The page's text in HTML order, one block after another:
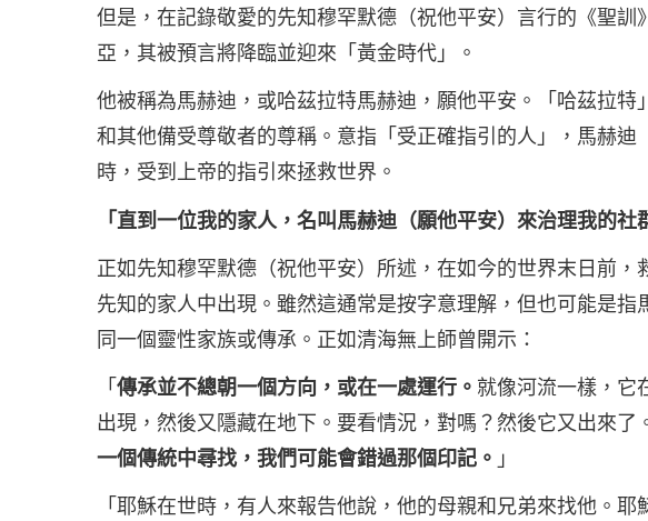
但是，在記錄敬愛的先知穆罕默德（祝他平安）言行的《聖
亞，其被預言將降臨並迎來「黃金時代」。
他被稱為馬赫迪，或哈茲拉特馬赫迪，願他平安。「哈茲拉特
和其他備受尊敬者的尊稱。意指「受正確指引的人」，馬赫迪
時，受到上帝的指引來拯救世界。
「直到一位我的家人，名叫馬赫迪（願他平安）來治理我的社
正如先知穆罕默德（祝他平安）所述，在如今的世界末日前，
先知的家人中出現。雖然這通常是按字意理解，但也可能是
同一個靈性家族或傳承。正如清海無上師曾開示：
「傳承並不總朝一個方向，或在一處運行。 就像河流一樣，它
出現，然後又隱藏在地下。要看情況，對嗎？然後它又出來了
一個傳統中尋找，我們可能會錯過那個印記。 」
「耶穌在世時，有人來報告他說，他的母親和兄弟來找他。耶